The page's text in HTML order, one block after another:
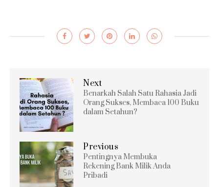
Next
Benarkah Salah Satu Rahasia Jadi
Orang Sukses, Membaca 100 Buku
dalam Setahun?
Previous
Pentingnya Membuka
Rekening Bank Milik Anda
Pribadi